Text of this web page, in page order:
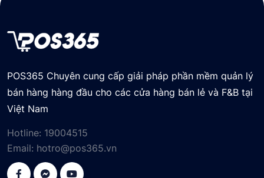
POS365 Chuyên cung cấp giải pháp phần mềm quản lý
bán hàng hàng đầu cho các cửa hàng bán lẻ và F&B tại
Việt Nam
Hotline: 19004515
Email: hotro@pos365.vn